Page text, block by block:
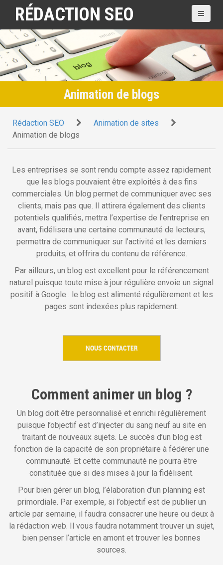
l
e
r
u
RÉDACTION SEO
Animation de blogs
Rédaction SEO
Animation de sites
Animation de blogs
Les entreprises se sont rendu compte assez rapidement
que les blogs pouvaient être exploités à des fins
commerciales. Un blog permet de communiquer avec ses
clients, mais pas que. Il attirera également des clients
potentiels qualifiés, mettra l’expertise de l’entreprise en
avant, fidélisera une certaine communauté de lecteurs,
permettra de communiquer sur l’activité et les derniers
produits, et offrira du contenu de référence.
Par ailleurs, un blog est excellent pour le référencement
naturel puisque toute mise à jour régulière envoie un signal
positif à Google : le blog est alimenté régulièrement et les
pages sont indexées plus rapidement.
NOUS CONTACTER
Comment animer un blog ?
Un blog doit être personnalisé et enrichi régulièrement
puisque l’objectif est d’injecter du sang neuf au site en
traitant de nouveaux sujets. Le succès d’un blog est
fonction de la capacité de son propriétaire à fédérer une
communauté. Et cette communauté ne pourra être
constituée que si des mises à jour la fidélisent.
Pour bien gérer un blog, l’élaboration d’un planning est
primordiale. Par exemple, si l’objectif est de publier un
article par semaine, il faudra consacrer une heure ou deux à
la rédaction web. Il vous faudra notamment trouver un sujet,
bien penser l’article en amont et trouver les bonnes
sources.